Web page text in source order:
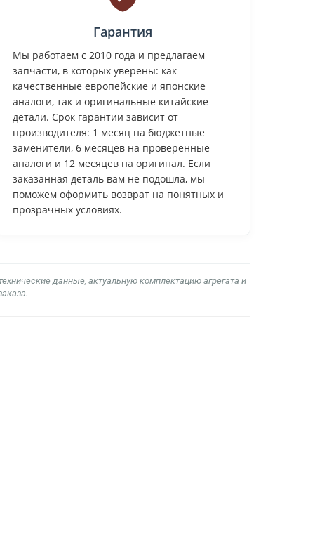
Гарантия
Мы работаем с 2010 года и предлагаем
запчасти, в которых уверены: как
качественные европейские и японские
аналоги, так и оригинальные китайские
детали. Срок гарантии зависит от
производителя: 1 месяц на бюджетные
заменители, 6 месяцев на проверенные
аналоги и 12 месяцев на оригинал. Если
заказанная деталь вам не подошла, мы
поможем оформить возврат на понятных и
прозрачных условиях.
данные, актуальную комплектацию агрегата и